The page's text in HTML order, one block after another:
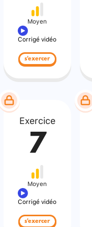
Moyen
Corrigé vidéo
s'exercer
Exercice
7
Moyen
Corrigé vidéo
s'exercer